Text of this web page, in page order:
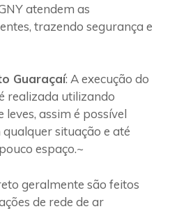
atendem as
trazendo segurança e
Guaraçaí: A execução do
realizada utilizando
assim é possível
situação e até
espaço.~
geralmente são feitos
de rede de ar